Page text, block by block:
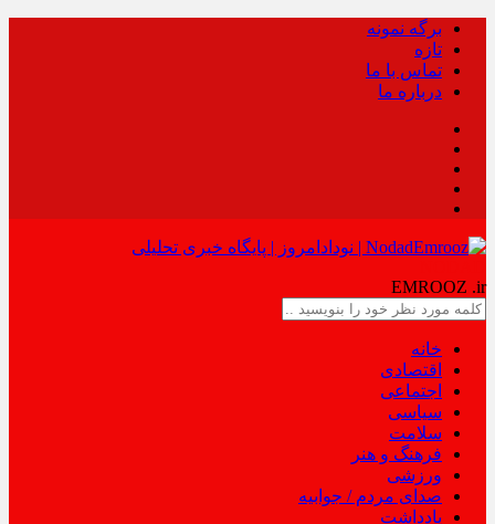
برگه نمونه
تازه
تماس با ما
درباره ما
EMROOZ .ir
خانه
اقتصادی
اجتماعی
سیاسی
سلامت
فرهنگ و هنر
ورزشی
صدای مردم / جوابیه
یادداشت